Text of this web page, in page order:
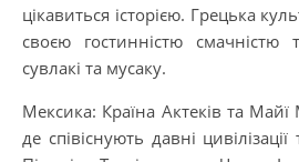
цікавиться історією. Грецька
своєю гостинністю
сувлакі та мусаку.
Мексика: Країна Актеків та
де співіснують давні